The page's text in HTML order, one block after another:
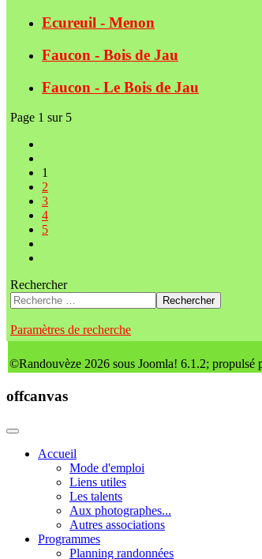
Ecureuil - Menon
Faucon - Bois de Jau
Faucon - Le Bois de Jau
Page 1 sur 5
1
2
3
4
5
Rechercher
Rechercher
Paramètres de recherche
©Randouvèze 2026 sous Joomla! 6.1.2; propulsé
offcanvas
Accueil
Mode d'emploi
Liens utiles
Les talents
Aux photographes...
Autres associations
Programmes
Planning randonnées